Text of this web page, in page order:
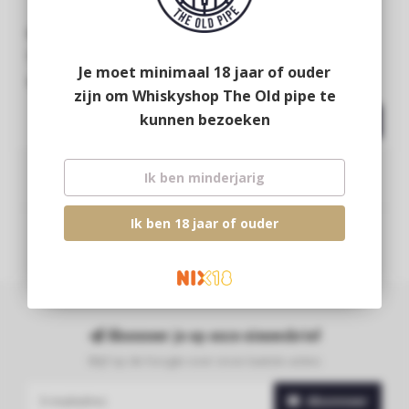
Pipe's 20th anniversary
Glenallachie 12Y
€54,95
Abonneer je op onze nieuwsbrief
Abonneer
Je moet minimaal 18 jaar of ouder
zijn om Whiskyshop The Old pipe te
kunnen bezoeken
Ik ben minderjarig
Ik ben 18 jaar of ouder